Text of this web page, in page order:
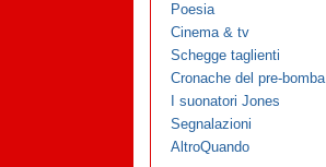
Poesia
Cinema & tv
Schegge taglienti
Cronache del pre-bomba
I suonatori Jones
Segnalazioni
AltroQuando